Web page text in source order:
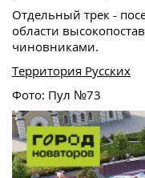
Отдельный трек -
области
чиновниками.
Территория Русских
Фото: Пул №73